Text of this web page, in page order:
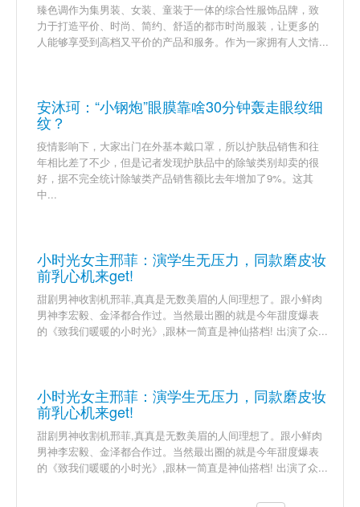
臻色调作为集男装、女装、童装于一体的综合性服饰品牌，致
力于打造平价、时尚、简约、舒适的都市时尚服装，让更多的
人能够享受到高档又平价的产品和服务。作为一家拥有人文情...
安沐珂：“小钢炮”眼膜靠啥30分钟轰走眼纹细
纹？
疫情影响下，大家出门在外基本戴口罩，所以护肤品销售和往
年相比差了不少，但是记者发现护肤品中的除皱类别却卖的很
好，据不完全统计除皱类产品销售额比去年增加了9%。这其
中...
小时光女主邢菲：演学生无压力，同款磨皮妆
前乳心机来get!
甜剧男神收割机邢菲,真真是无数美眉的人间理想了。跟小鲜肉
男神李宏毅、金泽都合作过。当然最出圈的就是今年甜度爆表
的《致我们暖暖的小时光》,跟林一简直是神仙搭档! 出演了众...
小时光女主邢菲：演学生无压力，同款磨皮妆
前乳心机来get!
甜剧男神收割机邢菲,真真是无数美眉的人间理想了。跟小鲜肉
男神李宏毅、金泽都合作过。当然最出圈的就是今年甜度爆表
的《致我们暖暖的小时光》,跟林一简直是神仙搭档! 出演了众...